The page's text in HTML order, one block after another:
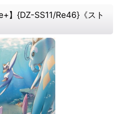
】{DZ-SS11/Re46}《スト